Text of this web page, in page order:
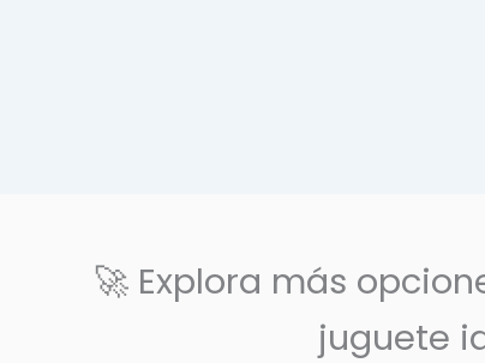
🚀 Explora más
juguete